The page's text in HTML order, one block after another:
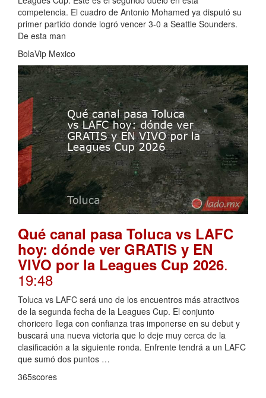
competencia. El cuadro de Antonio Mohamed ya disputó su
primer partido donde logró vencer 3-0 a Seattle Sounders.
De esta man
BolaVip Mexico
Qué canal pasa Toluca vs LAFC
hoy: dónde ver GRATIS y EN
VIVO por la Leagues Cup 2026.
19:48
Toluca vs LAFC será uno de los encuentros más atractivos
de la segunda fecha de la Leagues Cup. El conjunto
choricero llega con confianza tras imponerse en su debut y
buscará una nueva victoria que lo deje muy cerca de la
clasificación a la siguiente ronda. Enfrente tendrá a un LAFC
que sumó dos puntos …
365scores